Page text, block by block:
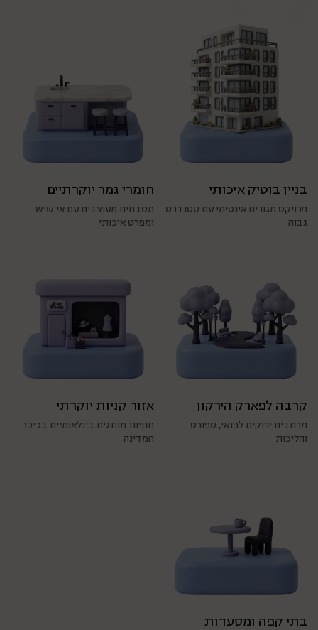
אדריכל
הופלר בביצוע בשיווק
סוג הפרויקט
הריסה ובנייה
דירות קיימות דירות יזם
14
בארי 32, תל אביב
חוויית מגורים יוקרתית במרכז
העיר
בלב תל אביב מבית היוצר של חברת קן התור,
בניין בוטיק איכותי
פרויקט מגורים אינטימי עם סטנדרט
גבוה
חומרי גמר יוקרתיים
מטבחים מעוצבים עם אי שיש
ומפרט איכותי
קרבה לפארק הירקון
מרחבים ירוקים לפנאי, ספורט
והליכות
אזור קניות יוקרתי
חנויות מותגים בינלאומיים בכיכר
המדינה
בתי קפה ומסעדות